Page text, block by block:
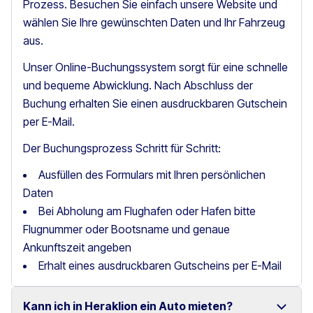
Prozess. Besuchen Sie einfach unsere Website und
wählen Sie Ihre gewünschten Daten und Ihr Fahrzeug
aus.
Unser Online-Buchungssystem sorgt für eine schnelle
und bequeme Abwicklung. Nach Abschluss der
Buchung erhalten Sie einen ausdruckbaren Gutschein
per E-Mail.
Der Buchungsprozess Schritt für Schritt:
Ausfüllen des Formulars mit Ihren persönlichen
Daten
Bei Abholung am Flughafen oder Hafen bitte
Flugnummer oder Bootsname und genaue
Ankunftszeit angeben
Erhalt eines ausdruckbaren Gutscheins per E-Mail
Kann ich in Heraklion ein Auto mieten?